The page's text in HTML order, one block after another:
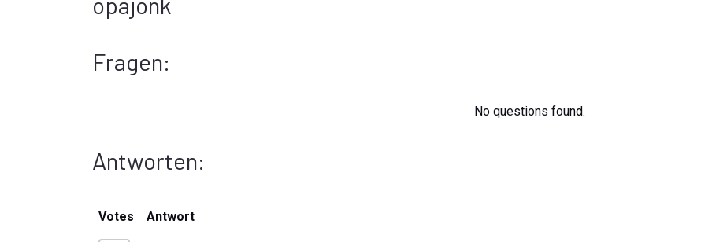
Fragen:
No questions found.
Antworten:
Votes Antwort